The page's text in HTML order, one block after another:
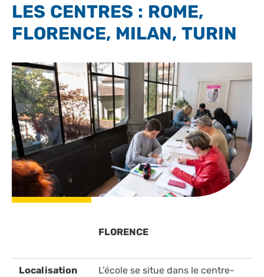
LES CENTRES : ROME,
FLORENCE, MILAN, TURIN
FLORENCE
Localisation
L’école se situe dans le centre-